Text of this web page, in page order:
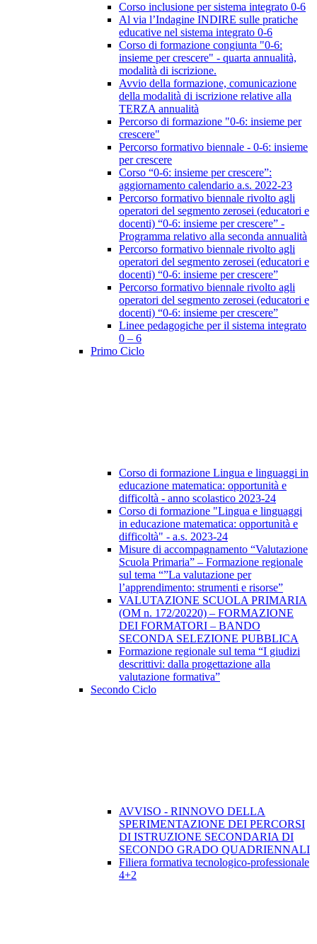
Corso inclusione per sistema integrato 0-6
Al via l’Indagine INDIRE sulle pratiche
educative nel sistema integrato 0-6
Corso di formazione congiunta "0-6:
insieme per crescere" - quarta annualità,
modalità di iscrizione.
Avvio della formazione, comunicazione
della modalità di iscrizione relative alla
TERZA annualità
Percorso di formazione "0-6: insieme per
crescere"
Percorso formativo biennale - 0-6: insieme
per crescere
Corso “0-6: insieme per crescere”:
aggiornamento calendario a.s. 2022-23
Percorso formativo biennale rivolto agli
operatori del segmento zerosei (educatori e
docenti) “0-6: insieme per crescere” -
Programma relativo alla seconda annualità
Percorso formativo biennale rivolto agli
operatori del segmento zerosei (educatori e
docenti) “0-6: insieme per crescere”
Percorso formativo biennale rivolto agli
operatori del segmento zerosei (educatori e
docenti) “0-6: insieme per crescere”
Linee pedagogiche per il sistema integrato
0 – 6
Primo Ciclo
Corso di formazione Lingua e linguaggi in
educazione matematica: opportunità e
difficoltà - anno scolastico 2023-24
Corso di formazione "Lingua e linguaggi
in educazione matematica: opportunità e
difficoltà" - a.s. 2023-24
Misure di accompagnamento “Valutazione
Scuola Primaria” – Formazione regionale
sul tema “”La valutazione per
l’apprendimento: strumenti e risorse”
VALUTAZIONE SCUOLA PRIMARIA
(OM n. 172/20220) – FORMAZIONE
DEI FORMATORI – BANDO
SECONDA SELEZIONE PUBBLICA
Formazione regionale sul tema “I giudizi
descrittivi: dalla progettazione alla
valutazione formativa”
Secondo Ciclo
AVVISO - RINNOVO DELLA
SPERIMENTAZIONE DEI PERCORSI
DI ISTRUZIONE SECONDARIA DI
SECONDO GRADO QUADRIENNALI
Filiera formativa tecnologico-professionale
4+2